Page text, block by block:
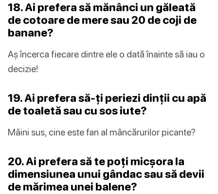
18. Ai prefera să mănânci un găleată
de cotoare de mere sau 20 de coji de
banane?
Aș încerca fiecare dintre ele o dată înainte să iau o
decizie!
19. Ai prefera să-ți periezi dinții cu apă
de toaletă sau cu sos iute?
Mâini sus, cine este fan al mâncărurilor picante?
20. Ai prefera să te poți micșora la
dimensiunea unui gândac sau să devii
de mărimea unei balene?